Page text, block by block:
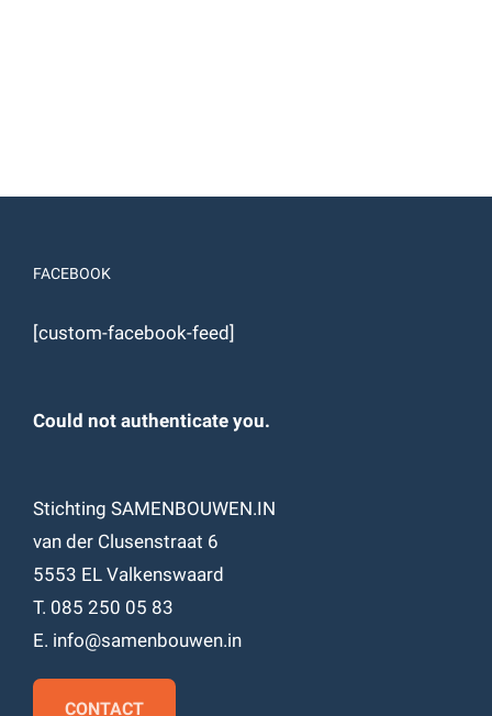
FACEBOOK
[custom-facebook-feed]
Could not authenticate you.
Stichting SAMENBOUWEN.IN
van der Clusenstraat 6
5553 EL Valkenswaard
T. 085 250 05 83
E. info@samenbouwen.in
CONTACT